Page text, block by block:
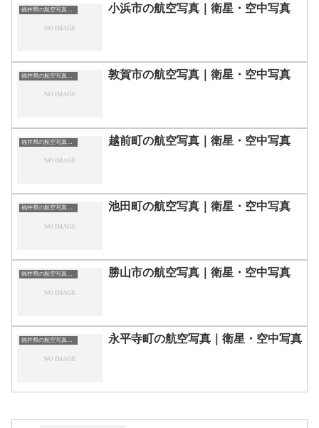
小浜市の航空写真｜衛星・空中写真
敦賀市の航空写真｜衛星・空中写真
越前町の航空写真｜衛星・空中写真
福井県の航空写真・空中写真 池田町の航空写真｜衛星・空中写真
福井県の航空写真・空中写真 勝山市の航空写真｜衛星・空中写真
福井県の航空写真・空中写真 永平寺町の航空写真｜衛星・空中写真